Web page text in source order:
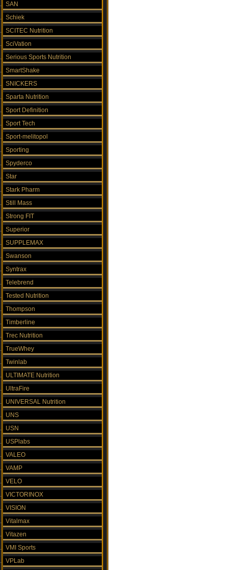
SAN
Schiek
SCITEC Nutrition
SciVation
Serious Sports Nutrition
SmartShake
SNICKERS
Sparta Nutrition
Sport Definition
Sport Tech
Sport-melitopol
Sporting
Spyderco
Star
Stark Pharm
Still Mass
Strong FIT
Superior
SUPPLEMAX
Swanson
Syntrax
Telebrend
Tested Nutrition
Thompson
Timberline
Trec Nutrition
TrueWhey
Twinlab
ULTIMATE Nutrition
UltraFire
UNIVERSAL Nutrition
UNS
USN
USPlabs
VALEO
VAMP
VELO
VICTORINOX
VISION
Vitalmax
Vitazen
VMI Sports
VPLab